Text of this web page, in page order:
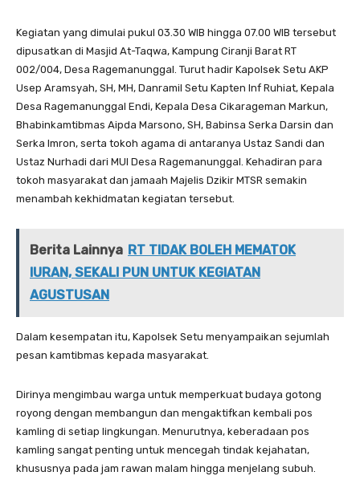
Kegiatan yang dimulai pukul 03.30 WIB hingga 07.00 WIB tersebut
dipusatkan di Masjid At-Taqwa, Kampung Ciranji Barat RT
002/004, Desa Ragemanunggal. Turut hadir Kapolsek Setu AKP
Usep Aramsyah, SH, MH, Danramil Setu Kapten Inf Ruhiat, Kepala
Desa Ragemanunggal Endi, Kepala Desa Cikarageman Markun,
Bhabinkamtibmas Aipda Marsono, SH, Babinsa Serka Darsin dan
Serka Imron, serta tokoh agama di antaranya Ustaz Sandi dan
Ustaz Nurhadi dari MUI Desa Ragemanunggal. Kehadiran para
tokoh masyarakat dan jamaah Majelis Dzikir MTSR semakin
menambah kekhidmatan kegiatan tersebut.
Berita Lainnya RT TIDAK BOLEH MEMATOK
IURAN, SEKALI PUN UNTUK KEGIATAN
AGUSTUSAN
Dalam kesempatan itu, Kapolsek Setu menyampaikan sejumlah
pesan kamtibmas kepada masyarakat.
Dirinya mengimbau warga untuk memperkuat budaya gotong
royong dengan membangun dan mengaktifkan kembali pos
kamling di setiap lingkungan. Menurutnya, keberadaan pos
kamling sangat penting untuk mencegah tindak kejahatan,
khususnya pada jam rawan malam hingga menjelang subuh.